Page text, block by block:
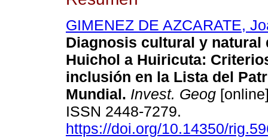
GIMENEZ DE AZCARATE,
Diagnosis cultural y natural
Huichol a Huiricuta:
inclusión en la Lista del
Mundial. Invest. Geog
ISSN 2448-7279.
https://doi.org/10.14350/